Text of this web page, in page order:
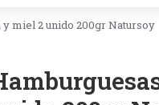
y miel 2 unido 200gr Natursoy